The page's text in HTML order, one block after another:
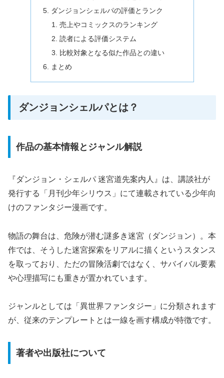
ダンジョンシェルパの評価とランク
売上やコミックスのランキング
読者による評価システム
比較対象となる似た作品との違い
まとめ
ダンジョンシェルパとは？
作品の基本情報とジャンル解説
『ダンジョン・シェルパ 迷宮道先案内人』は、講談社が
発行する「月刊少年シリウス」にて連載されている少年向
けのファンタジー漫画です。
物語の舞台は、危険が潜む謎多き迷宮（ダンジョン）。本
作では、そうした迷宮探索をリアルに描くというスタンス
を取っており、ただの冒険活劇ではなく、サバイバル要素
や心理描写にも重きが置かれています。
ジャンルとしては「異世界ファンタジー」に分類されます
が、従来のテンプレートとは一線を画す構成が特徴です。
著者や出版社について